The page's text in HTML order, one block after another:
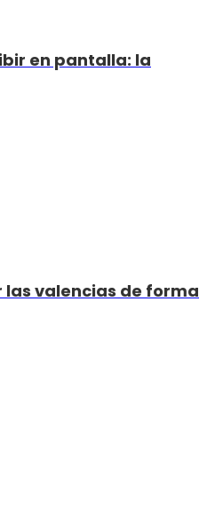
en pantalla: la
valencias de forma